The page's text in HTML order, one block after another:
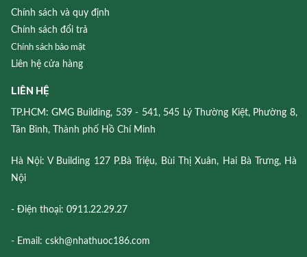
Chính sách và quy định
Chính sách đổi trả
Chính sách bảo mật
Liên hệ cửa hàng
LIÊN HỆ
TP.HCM: GMG Building, 539 - 541, 545 Lý Thường Kiệt, Phường 8,
Tân Bình, Thành phố Hồ Chí Minh
Hà Nội: V Building 127 P.Bà Triệu, Bùi Thị Xuân, Hai Bà Trưng, Hà
Nội
- Điện thoại: 0911.22.29.27
- Email: cskh@nhathuoc186.com